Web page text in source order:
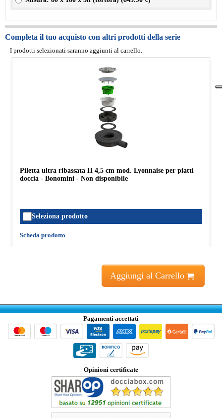
Completa il tuo acquisto con altri prodotti della serie
I prodotti selezionati saranno aggiunti al carrello.
Piletta ultra ribassata H 4,5 cm mod. Lyonnaise per piatti
doccia - Bonomini - Non disponibile
Seleziona prodotto
Scheda prodotto
Aggiungi al Carrello
Pagamenti accettati
Opinioni certificate